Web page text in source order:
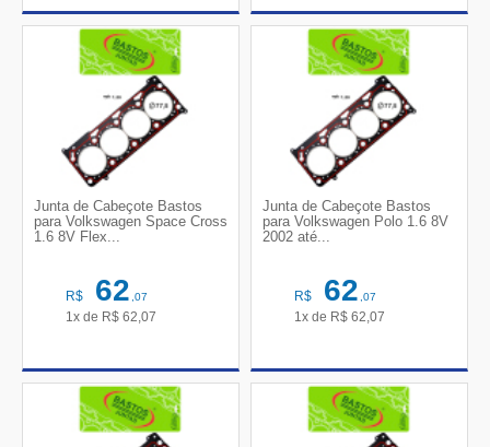
Junta de Cabeçote Bastos
para Volkswagen Space Cross
1.6 8V Flex...
R$ 62,07
1x de R$ 62,07
Junta de Cabeçote Bastos
para Volkswagen Polo 1.6 8V
2002 até...
R$ 62,07
1x de R$ 62,07